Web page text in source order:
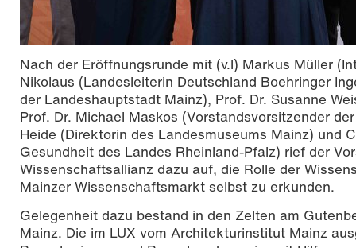
Nach der Eröffnungsrunde mit (v.l) Markus Müller
Nikolaus (Landesleiterin Deutschland Boehringer
der Landeshauptstadt Mainz), Prof. Dr. Susanne
Prof. Dr. Michael Maskos (Vorstandsvorsitzender
Heide (Direktorin des Landesmuseums Mainz) und
Gesundheit des Landes Rheinland-Pfalz) rief der
Wissenschaftsallianz dazu auf, die Rolle der
Mainzer Wissenschaftsmarkt selbst zu erkunden.
Gelegenheit dazu bestand in den Zelten am
Mainz. Die im LUX vom Architekturinstitut Mainz